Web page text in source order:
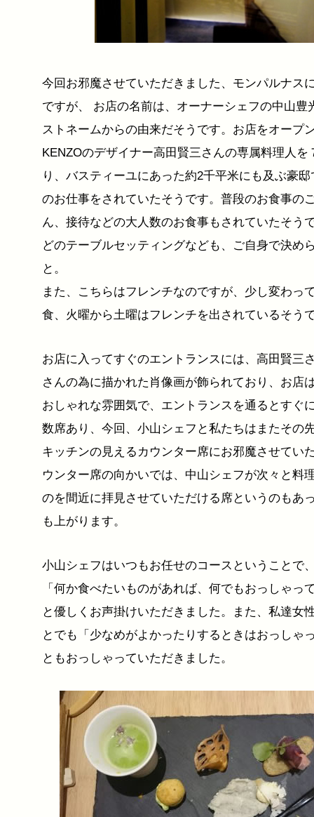
今回お邪魔させていただきました、モンパルナス
ですが、 お店の名前は、オーナーシェフの中山豊
ストネームからの由来だそうです。お店をオープ
KENZOのデザイナー高田賢三さんの専属料理人を
り、バスティーユにあった約2千平米にも及ぶ豪
のお仕事をされていたそうです。普段のお食事の
ん、接待などの大人数のお食事もされていたそう
どのテーブルセッティングなども、ご自身で決め
と。
また、こちらはフレンチなのですが、少し変わっ
食、火曜から土曜はフレンチを出されているそう
お店に入ってすぐのエントランスには、高田賢三
さんの為に描かれた肖像画が飾られており、お店
おしゃれな雰囲気で、エントランスを通るとすぐ
数席あり、今回、小山シェフと私たちはまたその
キッチンの見えるカウンター席にお邪魔させてい
ウンター席の向かいでは、中山シェフが次々と料
のを間近に拝見させていただける席というのもあ
も上がります。
小山シェフはいつもお任せのコースということで
「何か食べたいものがあれば、何でもおっしゃっ
と優しくお声掛けいただきました。また、私達女
とでも「少なめがよかったりするときはおっしゃ
ともおっしゃっていただきました。